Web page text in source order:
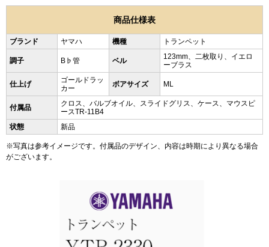
商品仕様表
ブランド ヤマハ 機種 トランペット
調子 B♭管 ベル
123mm、二枚取り、イエロ
ーブラス
仕上げ
ゴールドラッ
カー
ボアサイズ ML
付属品
クロス、バルブオイル、スライドグリス、ケース、マウスピ
ースTR-11B4
状態
新品
※写真は参考イメージです。付属品のデザイン、内容は時期により異なる場合
がございます。